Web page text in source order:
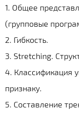
1. Общее
(групповые
2. Гибкость.
3. Stretching.
4. Классификация
признаку.
5. Составление